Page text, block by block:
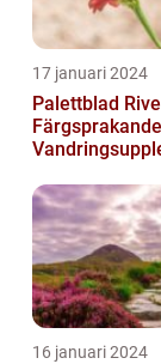
17 januari 2024
Palettblad
Färgsprakande
16 januari 2024